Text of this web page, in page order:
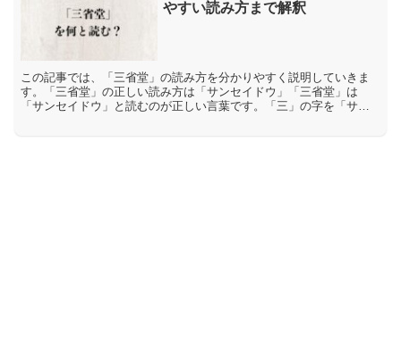
やすい読み方まで解釈
この記事では、「三省堂」の読み方を分かりやすく説明していきま
す。「三省堂」の正しい読み方は「サンセイドウ」「三省堂」は
「サンセイドウ」と読むのが正しい言葉です。「三」の字を「サ